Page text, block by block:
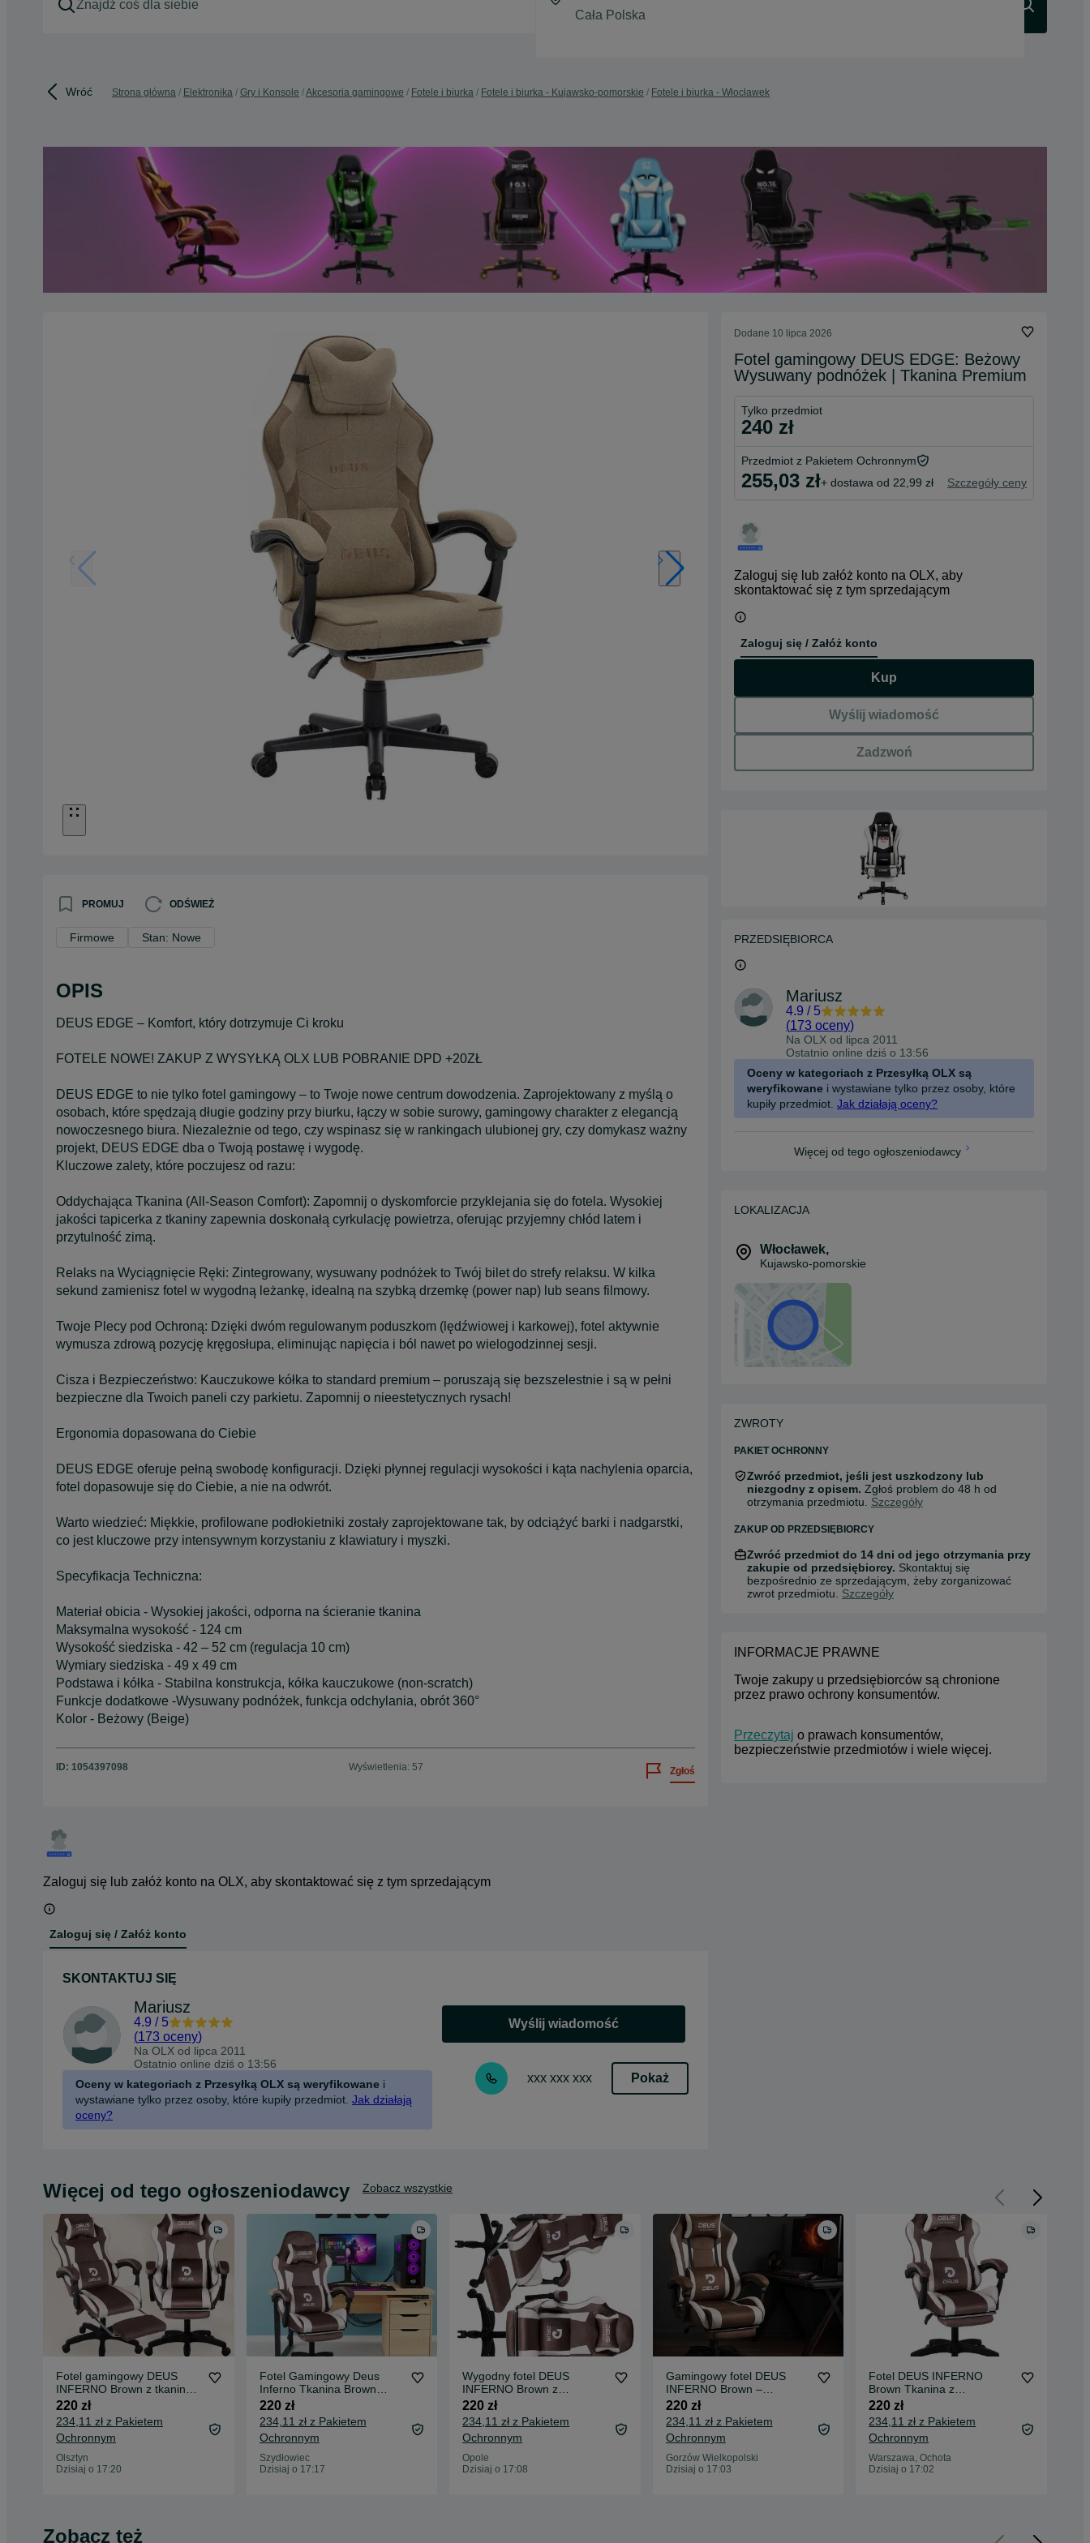
Wróć Strona główna Elektronika Gry i Konsole Akcesoria gamingowe Fotele i biurka Fotele i biurka - Kujawsko-pomorskie Fotele i biurka - Włocławek
PROMUJ ODŚWIEŻ
Firmowe Stan: Nowe
OPIS
DEUS EDGE – Komfort, który dotrzymuje Ci kroku
FOTELE NOWE! ZAKUP Z WYSYŁKĄ OLX LUB POBRANIE DPD +20ZŁ
DEUS EDGE to nie tylko fotel gamingowy – to Twoje nowe centrum dowodzenia. Zaprojektowany z myślą o
osobach, które spędzają długie godziny przy biurku, łączy w sobie surowy, gamingowy charakter z elegancją
nowoczesnego biura. Niezależnie od tego, czy wspinasz się w rankingach ulubionej gry, czy domykasz ważny
projekt, DEUS EDGE dba o Twoją postawę i wygodę.
Kluczowe zalety, które poczujesz od razu:
Oddychająca Tkanina (All-Season Comfort): Zapomnij o dyskomforcie przyklejania się do fotela. Wysokiej
jakości tapicerka z tkaniny zapewnia doskonałą cyrkulację powietrza, oferując przyjemny chłód latem i
przytulność zimą.
Relaks na Wyciągnięcie Ręki: Zintegrowany, wysuwany podnóżek to Twój bilet do strefy relaksu. W kilka
sekund zamienisz fotel w wygodną leżankę, idealną na szybką drzemkę (power nap) lub seans filmowy.
Twoje Plecy pod Ochroną: Dzięki dwóm regulowanym poduszkom (lędźwiowej i karkowej), fotel aktywnie
wymusza zdrową pozycję kręgosłupa, eliminując napięcia i ból nawet po wielogodzinnej sesji.
Cisza i Bezpieczeństwo: Kauczukowe kółka to standard premium – poruszają się bezszelestnie i są w pełni
bezpieczne dla Twoich paneli czy parkietu. Zapomnij o nieestetycznych rysach!
Ergonomia dopasowana do Ciebie
DEUS EDGE oferuje pełną swobodę konfiguracji. Dzięki płynnej regulacji wysokości i kąta nachylenia oparcia,
fotel dopasowuje się do Ciebie, a nie na odwrót.
Warto wiedzieć: Miękkie, profilowane podłokietniki zostały zaprojektowane tak, by odciążyć barki i nadgarstki,
co jest kluczowe przy intensywnym korzystaniu z klawiatury i myszki.
Specyfikacja Techniczna:
Materiał obicia - Wysokiej jakości, odporna na ścieranie tkanina
Maksymalna wysokość - 124 cm
Wysokość siedziska - 42 – 52 cm (regulacja 10 cm)
Wymiary siedziska - 49 x 49 cm
Podstawa i kółka - Stabilna konstrukcja, kółka kauczukowe (non-scratch)
Funkcje dodatkowe -Wysuwany podnóżek, funkcja odchylania, obrót 360°
Kolor - Beżowy (Beige)
ID: 1054397098 Wyświetlenia: 57 Zgłoś
Zaloguj się lub załóż konto na OLX, aby skontaktować się z tym sprzedającym
Zaloguj się / Załóż konto
SKONTAKTUJ SIĘ
Mariusz
4.9 / 5
(173 oceny)
Na OLX od lipca 2011
Ostatnio online dziś o 13:56
Oceny w kategoriach z Przesyłką OLX są weryfikowane i
wystawiane tylko przez osoby, które kupiły przedmiot. Jak działają
oceny?
Wyślij wiadomość
xxx xxx xxx Pokaż
Dodane 10 lipca 2026
Fotel gamingowy DEUS EDGE: Beżowy
Wysuwany podnóżek | Tkanina Premium
Tylko przedmiot
240 zł
Przedmiot z Pakietem Ochronnym
255,03 zł+ dostawa od 22,99 zł Szczegóły ceny
Zaloguj się lub załóż konto na OLX, aby
skontaktować się z tym sprzedającym
Zaloguj się / Załóż konto
Kup
Wyślij wiadomość
Zadzwoń
PRZEDSIĘBIORCA
Mariusz
4.9 / 5
(173 oceny)
Na OLX od lipca 2011
Ostatnio online dziś o 13:56
Oceny w kategoriach z Przesyłką OLX są
weryfikowane i wystawiane tylko przez osoby, które
kupiły przedmiot. Jak działają oceny?
Więcej od tego ogłoszeniodawcy
LOKALIZACJA
Włocławek,
Kujawsko-pomorskie
ZWROTY
PAKIET OCHRONNY
Zwróć przedmiot, jeśli jest uszkodzony lub
niezgodny z opisem. Zgłoś problem do 48 h od
otrzymania przedmiotu. Szczegóły
ZAKUP OD PRZEDSIĘBIORCY
Zwróć przedmiot do 14 dni od jego otrzymania przy
zakupie od przedsiębiorcy. Skontaktuj się
bezpośrednio ze sprzedającym, żeby zorganizować
zwrot przedmiotu. Szczegóły
INFORMACJE PRAWNE
Twoje zakupy u przedsiębiorców są chronione
przez prawo ochrony konsumentów.
Przeczytaj o prawach konsumentów,
bezpieczeństwie przedmiotów i wiele więcej.
Więcej od tego ogłoszeniodawcy Zobacz wszystkie
Fotel gamingowy DEUS
INFERNO Brown z tkaniny –
komfort i styl
220 zł
234,11 zł z Pakietem
Ochronnym
Olsztyn
Dzisiaj o 17:20
Fotel Gamingowy Deus
Inferno Tkanina Brown
Ergonomiczny z
Podnóżkiem
220 zł
234,11 zł z Pakietem
Ochronnym
Szydłowiec
Dzisiaj o 17:17
Wygodny fotel DEUS
INFERNO Brown z
regulacją oparcia i
poduszkami
220 zł
234,11 zł z Pakietem
Ochronnym
Opole
Dzisiaj o 17:08
Gamingowy fotel DEUS
INFERNO Brown –
podnóżek i pełna regulacja
220 zł
234,11 zł z Pakietem
Ochronnym
Gorzów Wielkopolski
Dzisiaj o 17:03
Fotel DEUS INFERNO
Brown Tkanina z
podnóżkiem, regulacja
oparcia
220 zł
234,11 zł z Pakietem
Ochronnym
Warszawa, Ochota
Dzisiaj o 17:02
Zobacz też